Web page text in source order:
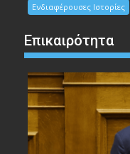
Ενδιαφέρουσες Ιστορίες
Επικαιρότητα